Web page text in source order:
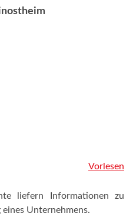
Vorlesen
liefern Informationen zu
Unternehmens.